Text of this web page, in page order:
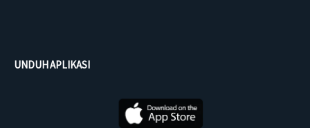
UNDUH APLIKASI